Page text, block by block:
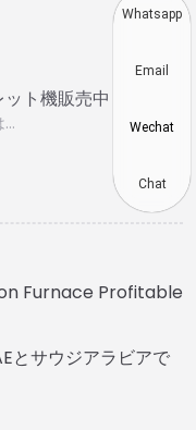
ト機販売中
…
Furnace Profitable
とサウジアラビアで
Whatsapp
Email
Wechat
Chat